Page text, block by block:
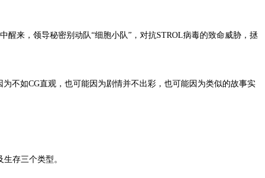
来，领导秘密别动队“细胞小队”，对抗STROL病毒的致命威胁，拯
不如CG直观，也可能因为剧情并不出彩，也可能因为类似的故事实
存三个类型。